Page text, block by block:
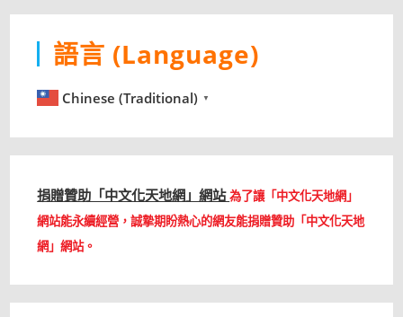
語言 (Language)
Chinese (Traditional) ▼
捐贈贊助「中文化天地網」網站為了讓「中文化天地網」
網站能永續經營，誠摯期盼熱心的網友能捐贈贊助「中文化天地
網」網站。